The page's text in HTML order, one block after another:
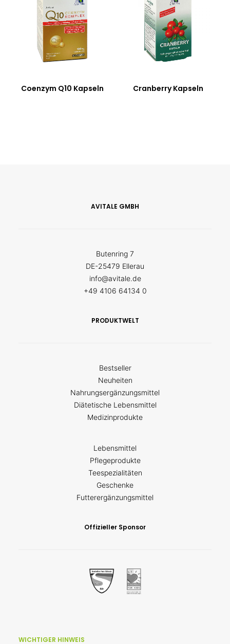
Coenzym Q10 Kapseln Cranberry Kapseln
AVITALE GMBH
Butenring 7
DE-25479 Ellerau
info@avitale.de
+49 4106 64134 0
PRODUKTWELT
Bestseller
Neuheiten
Nahrungsergänzungsmittel
Diätetische Lebensmittel
Medizinprodukte
Lebensmittel
Pflegeprodukte
Teespezialitäten
Geschenke
Futterergänzungsmittel
Offizieller Sponsor
WICHTIGER HINWEIS